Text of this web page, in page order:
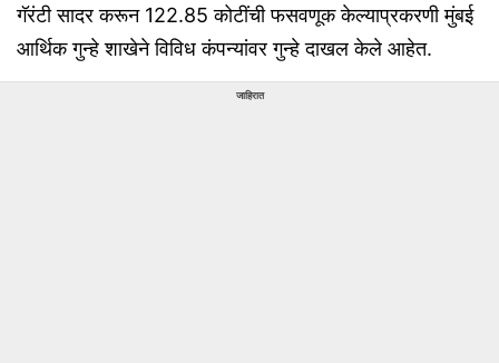
गॅरंटी सादर करून 122.85 कोटींची फसवणूक केल्याप्रकरणी मुंबई
आर्थिक गुन्हे शाखेने विविध कंपन्यांवर गुन्हे दाखल केले आहेत.
जाहिरात